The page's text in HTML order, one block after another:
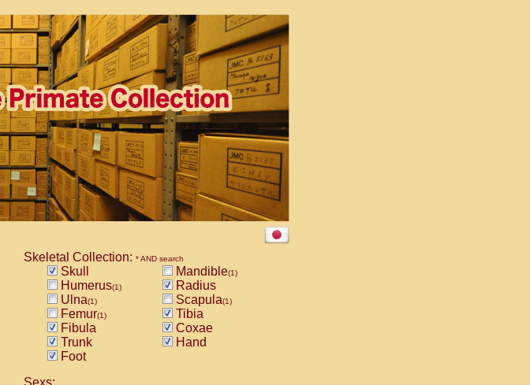
Skeletal Collection: * AND search
Skull Mandible(1)
Humerus(1)
Radius
Ulna(1) Scapula(1)
Femur(1)
Tibia
Fibula
Coxae
Trunk
Hand
Foot
Sexs: